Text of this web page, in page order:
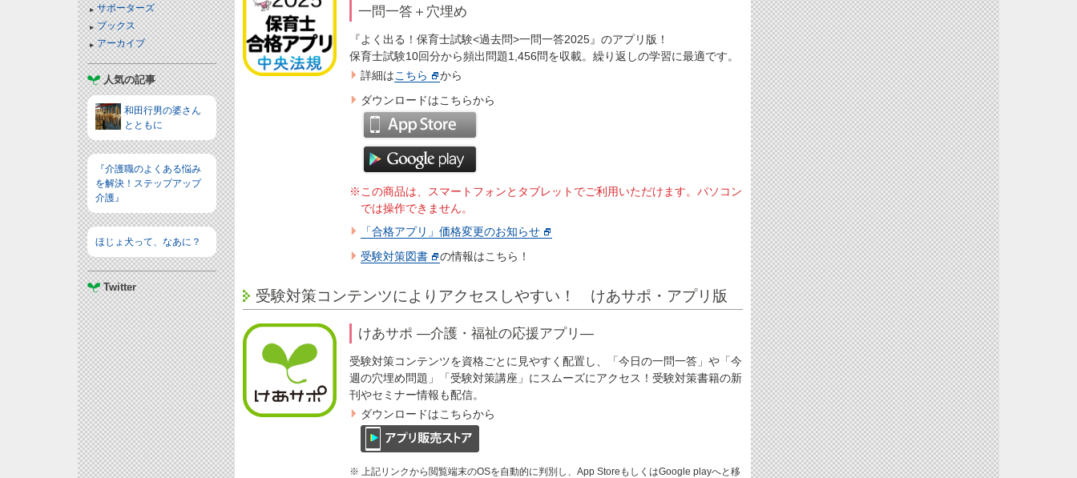
サポーターズ
ブックス
アーカイブ
人気の記事
和田行男の婆さん
とともに
『介護職のよくある悩み
を解決！ステップアップ
介護』
ほじょ犬って、なあに？
Twitter
一問一答＋穴埋め
『よく出る！保育士試験<過去問>一問一答2025』のアプリ版！
保育士試験10回分から頻出問題1,456問を収載。繰り返しの学習に最適です。
詳細はこちら
から
ダウンロードはこちらから
※この商品は、スマートフォンとタブレットでご利用いただけます。パソコン
では操作できません。
「合格アプリ」価格変更のお知らせ
受験対策図書
の情報はこちら！
受験対策コンテンツによりアクセスしやすい！ けあサポ・アプリ版
けあサポ ―介護・福祉の応援アプリ―
受験対策コンテンツを資格ごとに見やすく配置し、「今日の一問一答」や「今
週の穴埋め問題」「受験対策講座」にスムーズにアクセス！受験対策書籍の新
刊やセミナー情報も配信。
ダウンロードはこちらから
※ 上記リンクから閲覧端末のOSを自動的に判別し、App StoreもしくはGoogle playへと移